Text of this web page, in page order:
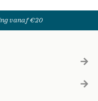
vanaf €20